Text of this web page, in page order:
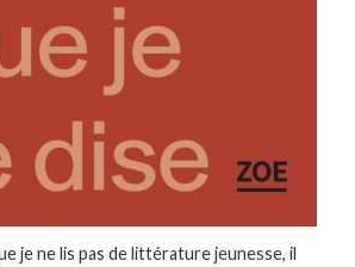
je ne lis pas de littérature jeunesse, il